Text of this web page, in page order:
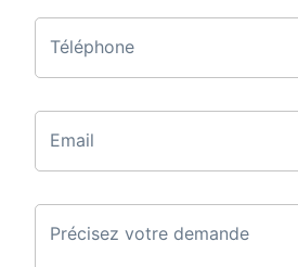
Téléphone
Email
Précisez votre demande